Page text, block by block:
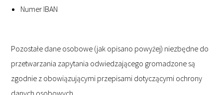
Numer IBAN
Pozostałe dane osobowe (jak opisano powyżej) niezbędne do
przetwarzania zapytania odwiedzającego gromadzone są
zgodnie z obowiązującymi przepisami dotyczącymi ochrony